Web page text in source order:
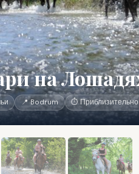
на
📍 Bodrum ⏱ Приблизительно